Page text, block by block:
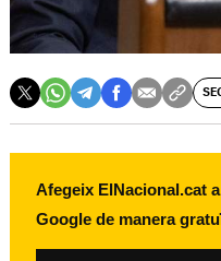
Afegeix ElNacional.cat
Google de manera